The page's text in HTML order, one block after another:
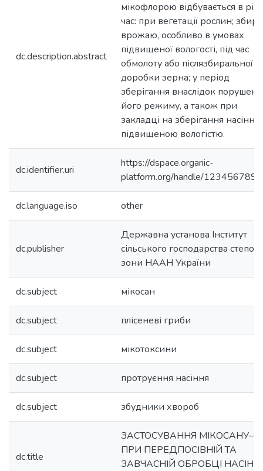
dc.description.abstract
мікофлорою відбувається в
час: при вегетації рослин;
врожаю, особливо в умовах
підвищеної вологості, під час
обмолоту або післязбиральної
доробки зерна; у період
зберігання внаслідок
його режиму, а також при
закладці на зберігання насіння
підвищеною вологістю.
dc.identifier.uri
https://dspace.organic-
platform.org/handle/
dc.language.iso other
dc.publisher
Державна установа Інститут
сільського господарства
зони НААН України
dc.subject мікосан
dc.subject плісеневі гриби
dc.subject мікотоксини
dc.subject протруєння насіння
dc.subject збудники хвороб
dc.title
ЗАСТОСУВАННЯ МІКОСАНУ–Н
ПРИ ПЕРЕДПОСІВНІЙ ТА
ЗАВЧАСНІЙ ОБРОБЦІ